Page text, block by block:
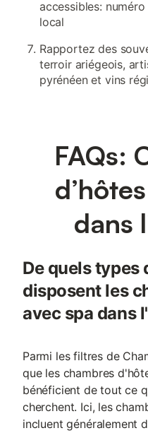
accessibles:
local
Rapportez des
terroir ariégeois,
pyrénéen et vins
FAQs:
dans
De quels types
disposent les
avec spa dans
Parmi les filtres de
que les chambres
bénéficient de tout ce
cherchent. Ici, les
incluent généralement